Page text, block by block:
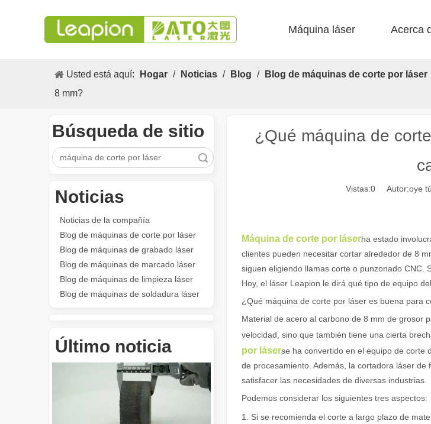
Máquina láser Acerca
Usted está aquí: Hogar / Noticias / Blog / Blog de máquinas de corte por láser
8 mm?
Búsqueda de sitio
Búsqueda
Noticias
Noticias de la compañía
Blog de máquinas de corte por láser
Blog de máquinas de grabado láser
Blog de máquinas de marcado láser
Blog de máquinas de limpieza láser
Blog de máquinas de soldadura láser
Último noticia
Las versátiles Aplicacion S y las características sobresalientes de las máquinas de marcado
¿Qué máquina de
Vistas:0Autor:oye tú
Máquina de corte por láserha estado
clientes pueden necesitar cortar alrededor de 8
siguen eligiendo llamas corte o punzonado CNC.
Hoy, el láser Leapion le dirá qué tipo de equipo
¿Qué máquina de corte por láser es buena para
Material de acero al carbono de 8 mm de grosor
velocidad, sino que también tiene una cierta
por láserse ha convertido en el equipo de corte
de procesamiento. Además, la cortadora láser
satisfacer las necesidades de diversas industrias.
Podemos considerar los siguientes tres aspectos:
1. Si se recomienda el corte a largo plazo de